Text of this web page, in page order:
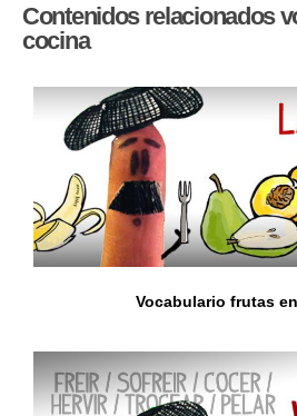
Contenidos relacionados
cocina
Vocabulario frutas